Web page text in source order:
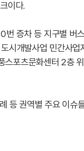
이다.
증차 등 지구별 버
시개발사업 민간사
포츠문화센터 2층
등 권역별 주요 이슈